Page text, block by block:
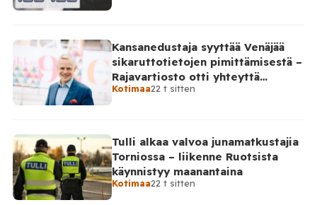
Kansanedustaja syyttää Venäjää
sikaruttotietojen pimittämisestä –
Rajavartiosto otti yhteyttä
Venäjälle
Kotimaa22 t sitten
Tulli alkaa valvoa junamatkustajia
Torniossa – liikenne Ruotsista
käynnistyy maanantaina
Kotimaa22 t sitten